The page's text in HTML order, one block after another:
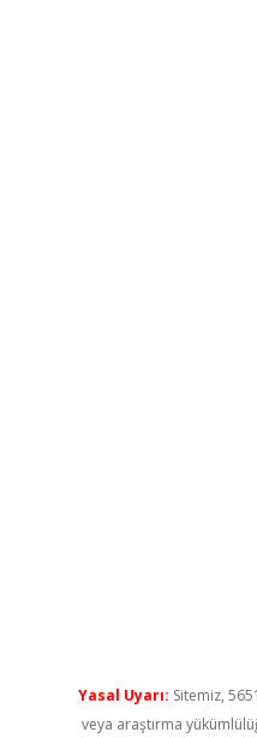
Yasal Uyarı: Sitemiz,
veya araştırma